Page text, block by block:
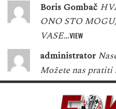
Boris Gombač
ONO STO
VASE…VIEW
administrator
Možete nas pratiti